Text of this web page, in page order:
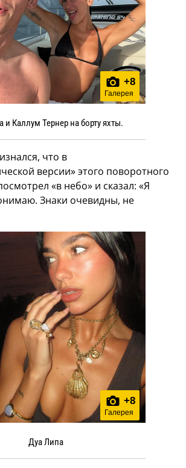
+8
Галерея
и Каллум Тернер на борту яхты.
что в
версии» этого поворотного
«в небо» и сказал: «Я
Знаки очевидны, не
+8
Галерея
Дуа Липа